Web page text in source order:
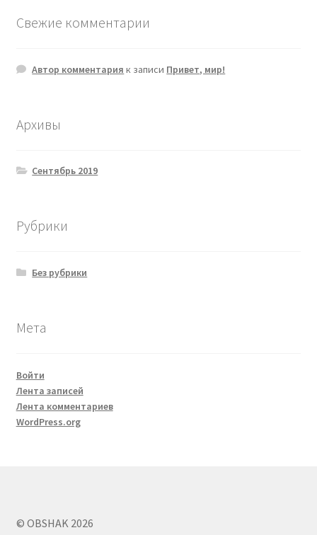
Свежие комментарии
Автор комментария к записи Привет, мир!
Архивы
Сентябрь 2019
Рубрики
Без рубрики
Мета
Войти
Лента записей
Лента комментариев
WordPress.org
© OBSHAK 2026